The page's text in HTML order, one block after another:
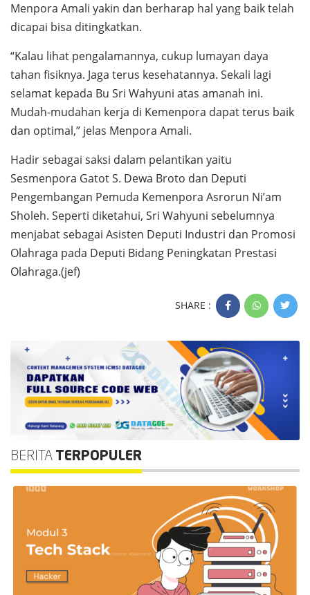
Menpora Amali yakin dan berharap hal yang baik telah
dicapai bisa ditingkatkan.
“Kalau lihat pengalamannya, cukup lumayan daya
tahan fisiknya. Jaga terus kesehatannya. Sekali lagi
selamat kepada Bu Sri Wahyuni atas amanah ini.
Mudah-mudahan kerja di Kemenpora dapat terus baik
dan optimal,” jelas Menpora Amali.
Hadir sebagai saksi dalam pelantikan yaitu
Sesmenpora Gatot S. Dewa Broto dan Deputi
Pengembangan Pemuda Kemenpora Asrorun Ni’am
Sholeh. Seperti diketahui, Sri Wahyuni sebelumnya
menjabat sebagai Asisten Deputi Industri dan Promosi
Olahraga pada Deputi Bidang Peningkatan Prestasi
Olahraga.(jef)
SHARE :
BERITA TERPOPULER